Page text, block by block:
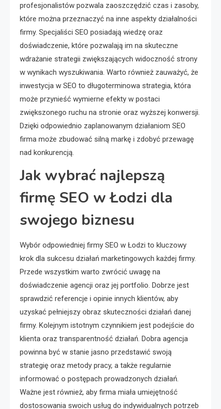
profesjonalistów pozwala zaoszczędzić czas i zasoby,
które można przeznaczyć na inne aspekty działalności
firmy. Specjaliści SEO posiadają wiedzę oraz
doświadczenie, które pozwalają im na skuteczne
wdrażanie strategii zwiększających widoczność strony
w wynikach wyszukiwania. Warto również zauważyć, że
inwestycja w SEO to długoterminowa strategia, która
może przynieść wymierne efekty w postaci
zwiększonego ruchu na stronie oraz wyższej konwersji.
Dzięki odpowiednio zaplanowanym działaniom SEO
firma może zbudować silną markę i zdobyć przewagę
nad konkurencją.
Jak wybrać najlepszą
firmę SEO w Łodzi dla
swojego biznesu
Wybór odpowiedniej firmy SEO w Łodzi to kluczowy
krok dla sukcesu działań marketingowych każdej firmy.
Przede wszystkim warto zwrócić uwagę na
doświadczenie agencji oraz jej portfolio. Dobrze jest
sprawdzić referencje i opinie innych klientów, aby
uzyskać pełniejszy obraz skuteczności działań danej
firmy. Kolejnym istotnym czynnikiem jest podejście do
klienta oraz transparentność działań. Dobra agencja
powinna być w stanie jasno przedstawić swoją
strategię oraz metody pracy, a także regularnie
informować o postępach prowadzonych działań.
Ważne jest również, aby firma miała umiejętność
dostosowania swoich usług do indywidualnych potrzeb